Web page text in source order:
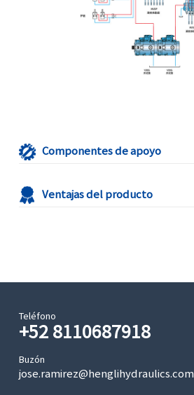
Componentes de apoyo
Ventajas del producto
Teléfono
+52 8110687918
Buzón
jose.ramirez@henglihydraulics.com